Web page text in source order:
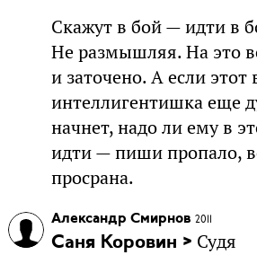
Скажут в бой — идти в
Не размышляя. На это
и заточено. А если
интеллигентишка еще
начнет, надо ли ему в
идти — пиши пропало,
просрана.
Александр Смирнов 2011
Саня Коровин > Судя